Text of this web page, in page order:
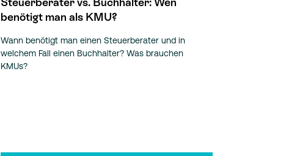
benötigt man als KMU?
Wann benötigt man einen Steuerberater und in
welchem Fall einen Buchhalter? Was brauchen
KMUs?